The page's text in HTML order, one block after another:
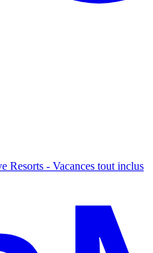
Resorts - Vacances tout inclus